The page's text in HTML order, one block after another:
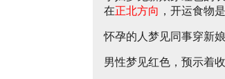
在正北方向 ，开运食物是
怀孕的人梦见同事穿新
男性梦见红色，预示着收